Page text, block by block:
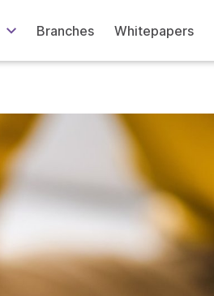
Branches Whitepapers